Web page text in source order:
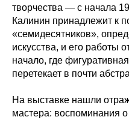
творчества — с начала
Калинин принадлежит к
«семидесятников»,
искусства, и его работы
начало, где
перетекает в почти
На выставке нашли
мастера: воспоминания